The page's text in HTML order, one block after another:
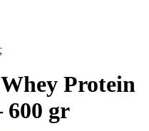
Protein
600 gr